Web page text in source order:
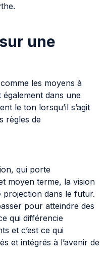
une
les moyens à
dans une
le ton lorsqu’il s’agit
règles de
qui porte
moyen terme, la vision
projection dans le futur.
pour atteindre des
qui différencie
et c’est ce qui
et intégrés à l’avenir de